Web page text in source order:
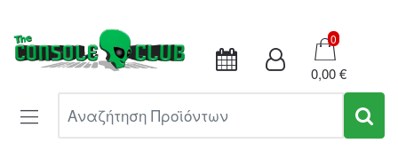
Καλάθι
0
0,00 €